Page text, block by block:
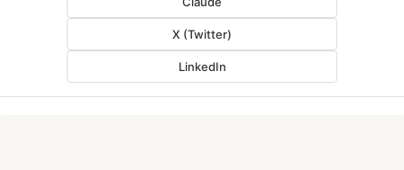
X (Twitter)
LinkedIn